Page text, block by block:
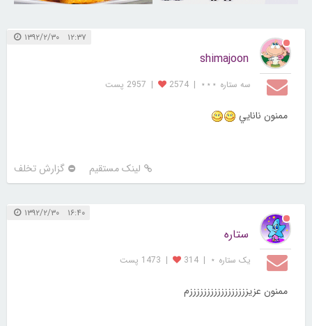
۱۲:۳۷ ۱۳۹۲/۲/۳۰
shimajoon
سه ستاره ⋆⋆⋆ |
2574
| 2957 پست
ممنون نانايي
لینک مستقیم گزارش تخلف
۱۶:۴۰ ۱۳۹۲/۲/۳۰
ستاره
یک ستاره ⋆ |
314
| 1473 پست
ممنون عزیزززززززززززززززززم